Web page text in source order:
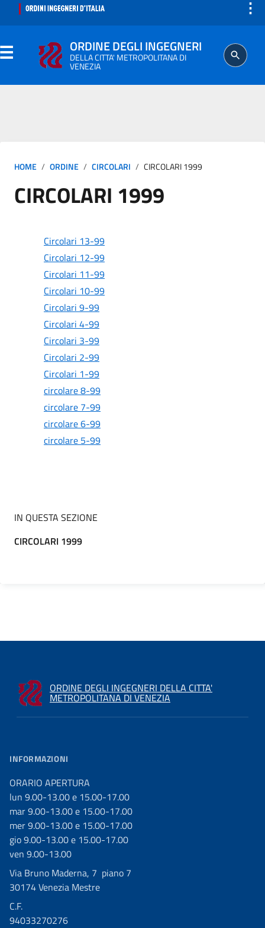
⋮
ORDINE DEGLI INGEGNERI
DELLA CITTA' METROPOLITANA DI
VENEZIA
ISCRITTO
PROFESSIONE
AGGIORNAMENTO PROFESSIONALE
HOME ORDINE CIRCOLARI CIRCOLARI 1999
CIRCOLARI 1999
Circolari 13-99
Circolari 12-99
Circolari 11-99
Circolari 10-99
Circolari 9-99
Circolari 4-99
Circolari 3-99
Circolari 2-99
Circolari 1-99
circolare 8-99
circolare 7-99
circolare 6-99
circolare 5-99
IN QUESTA SEZIONE
CIRCOLARI 1999
ORDINE DEGLI INGEGNERI DELLA CITTA'
METROPOLITANA DI VENEZIA
INFORMAZIONI
ORARIO APERTURA
lun 9.00-13.00 e 15.00-17.00
mar 9.00-13.00 e 15.00-17.00
mer 9.00-13.00 e 15.00-17.00
gio 9.00-13.00 e 15.00-17.00
ven 9.00-13.00
Via Bruno Maderna, 7 piano 7
30174 Venezia Mestre
C.F.
94033270276